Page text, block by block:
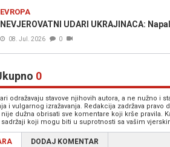
EVROPA
NEVJEROVATNI UDARI UKRAJINACA:
08. Jul. 2026 0
0
odražavaju stavove njihovih autora, a ne nužno i
i vulgarnog izražavanja. Redakcija zadržava
dužna obrisati sve komentare koji krše pravila.
koji mogu biti u suprotnosti sa vašim
DODAJ KOMENTAR